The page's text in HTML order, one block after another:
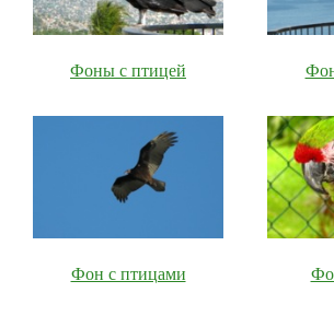
Фоны с птицей
Фон с птицами